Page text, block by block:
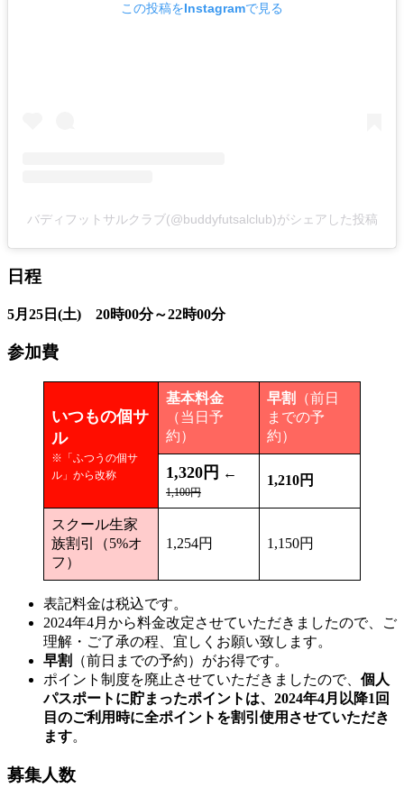
この投稿をInstagramで見る
バディフットサルクラブ(@buddyfutsalclub)がシェアした投稿
日程
5月25日(土) 20時00分～22時00分
参加費
いつもの個サ
ル
※「ふつうの個サ
ル」から改称
基本料金
（当日予
約）
早割
（前日
までの予
約）
1,320円 ←
1,100円
1,210円
スクール生家
族割引（5%オ
フ）
1,254円 1,150円
表記料金は税込です。
2024年4月から料金改定させていただきましたので、ご
理解・ご了承の程、宜しくお願い致します。
早割
（前日までの予約）がお得です。
ポイント制度を廃止させていただきましたので、 個人
パスポートに貯まったポイントは、2024年4月以降1回
目のご利用時に全ポイントを割引使用させていただき
ます。
募集人数